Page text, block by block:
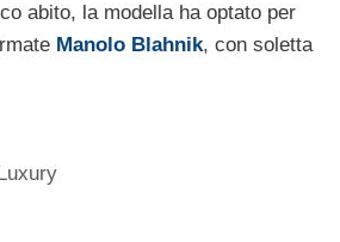
abito, la modella ha optato per
Manolo Blahnik, con soletta